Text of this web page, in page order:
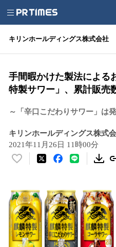
キリンホールディングス株式会社
手間暇かけた製法による
特製サワー」、累計販売
～「辛口こだわりサワー」は
キリンホールディングス株式
2021年11月26日 11時00分
い
！
数
を
読
み